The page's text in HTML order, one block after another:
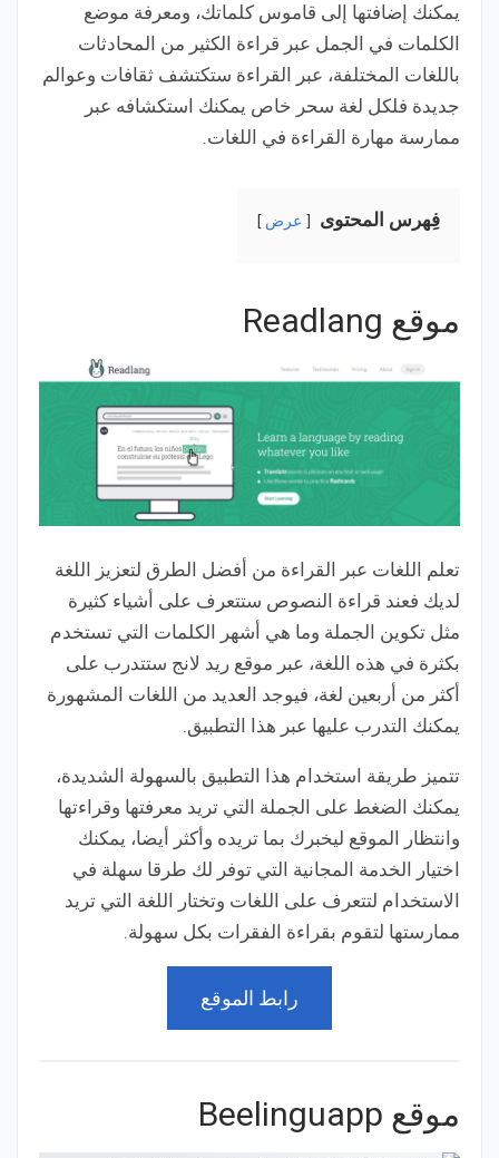
يمكنك إضافتها إلى قاموس كلماتك، ومعرفة موضع
الكلمات في الجمل عبر قراءة الكثير من المحادثات
باللغات المختلفة، عبر القراءة ستكتشف ثقافات وعوالم
جديدة فلكل لغة سحر خاص يمكنك استكشافه عبر
ممارسة مهارة القراءة في اللغات.
فِهرس المحتوى عرض
موقع Readlang
تعلم اللغات عبر القراءة من أفضل الطرق لتعزيز اللغة
لديك فعند قراءة النصوص ستتعرف على أشياء كثيرة
مثل تكوين الجملة وما هي أشهر الكلمات التي تستخدم
بكثرة في هذه اللغة، عبر موقع ريد لانج ستتدرب على
أكثر من أربعين لغة، فيوجد العديد من اللغات المشهورة
يمكنك التدرب عليها عبر هذا التطبيق.
تتميز طريقة استخدام هذا التطبيق بالسهولة الشديدة،
يمكنك الضغط على الجملة التي تريد معرفتها وقراءتها
وانتظار الموقع ليخبرك بما تريده وأكثر أيضا، يمكنك
اختيار الخدمة المجانية التي توفر لك طرقا سهلة في
الاستخدام لتتعرف على اللغات وتختار اللغة التي تريد
ممارستها لتقوم بقراءة الفقرات بكل سهولة.
رابط الموقع
موقع Beelinguapp